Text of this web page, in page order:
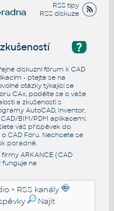
RSS tipy
RSS diskuze
?
diskuzní fórum k CAD
- ptejte se na
otázky týkající se
CAx, podělte se o vaše
a zkušenosti s
AutoCAD, Inventor,
BIM/PDM aplikacemi.
váš příspěvek do
o CAD Fóru. Nechcete se
poradně.
ARKANCE (CAD
na
> RSS kanály
Najít